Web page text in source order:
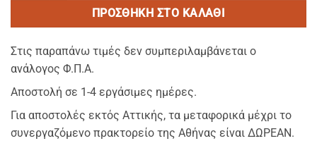
ΠΡΟΣΘΉΚΗ ΣΤΟ ΚΑΛΆΘΙ
Στις παραπάνω τιμές δεν συμπεριλαμβάνεται ο
ανάλογος Φ.Π.Α.
Αποστολή σε 1-4 εργάσιμες ημέρες.
Για αποστολές εκτός Αττικής, τα μεταφορικά μέχρι το
συνεργαζόμενο πρακτορείο της Αθήνας είναι ΔΩΡΕΑΝ.